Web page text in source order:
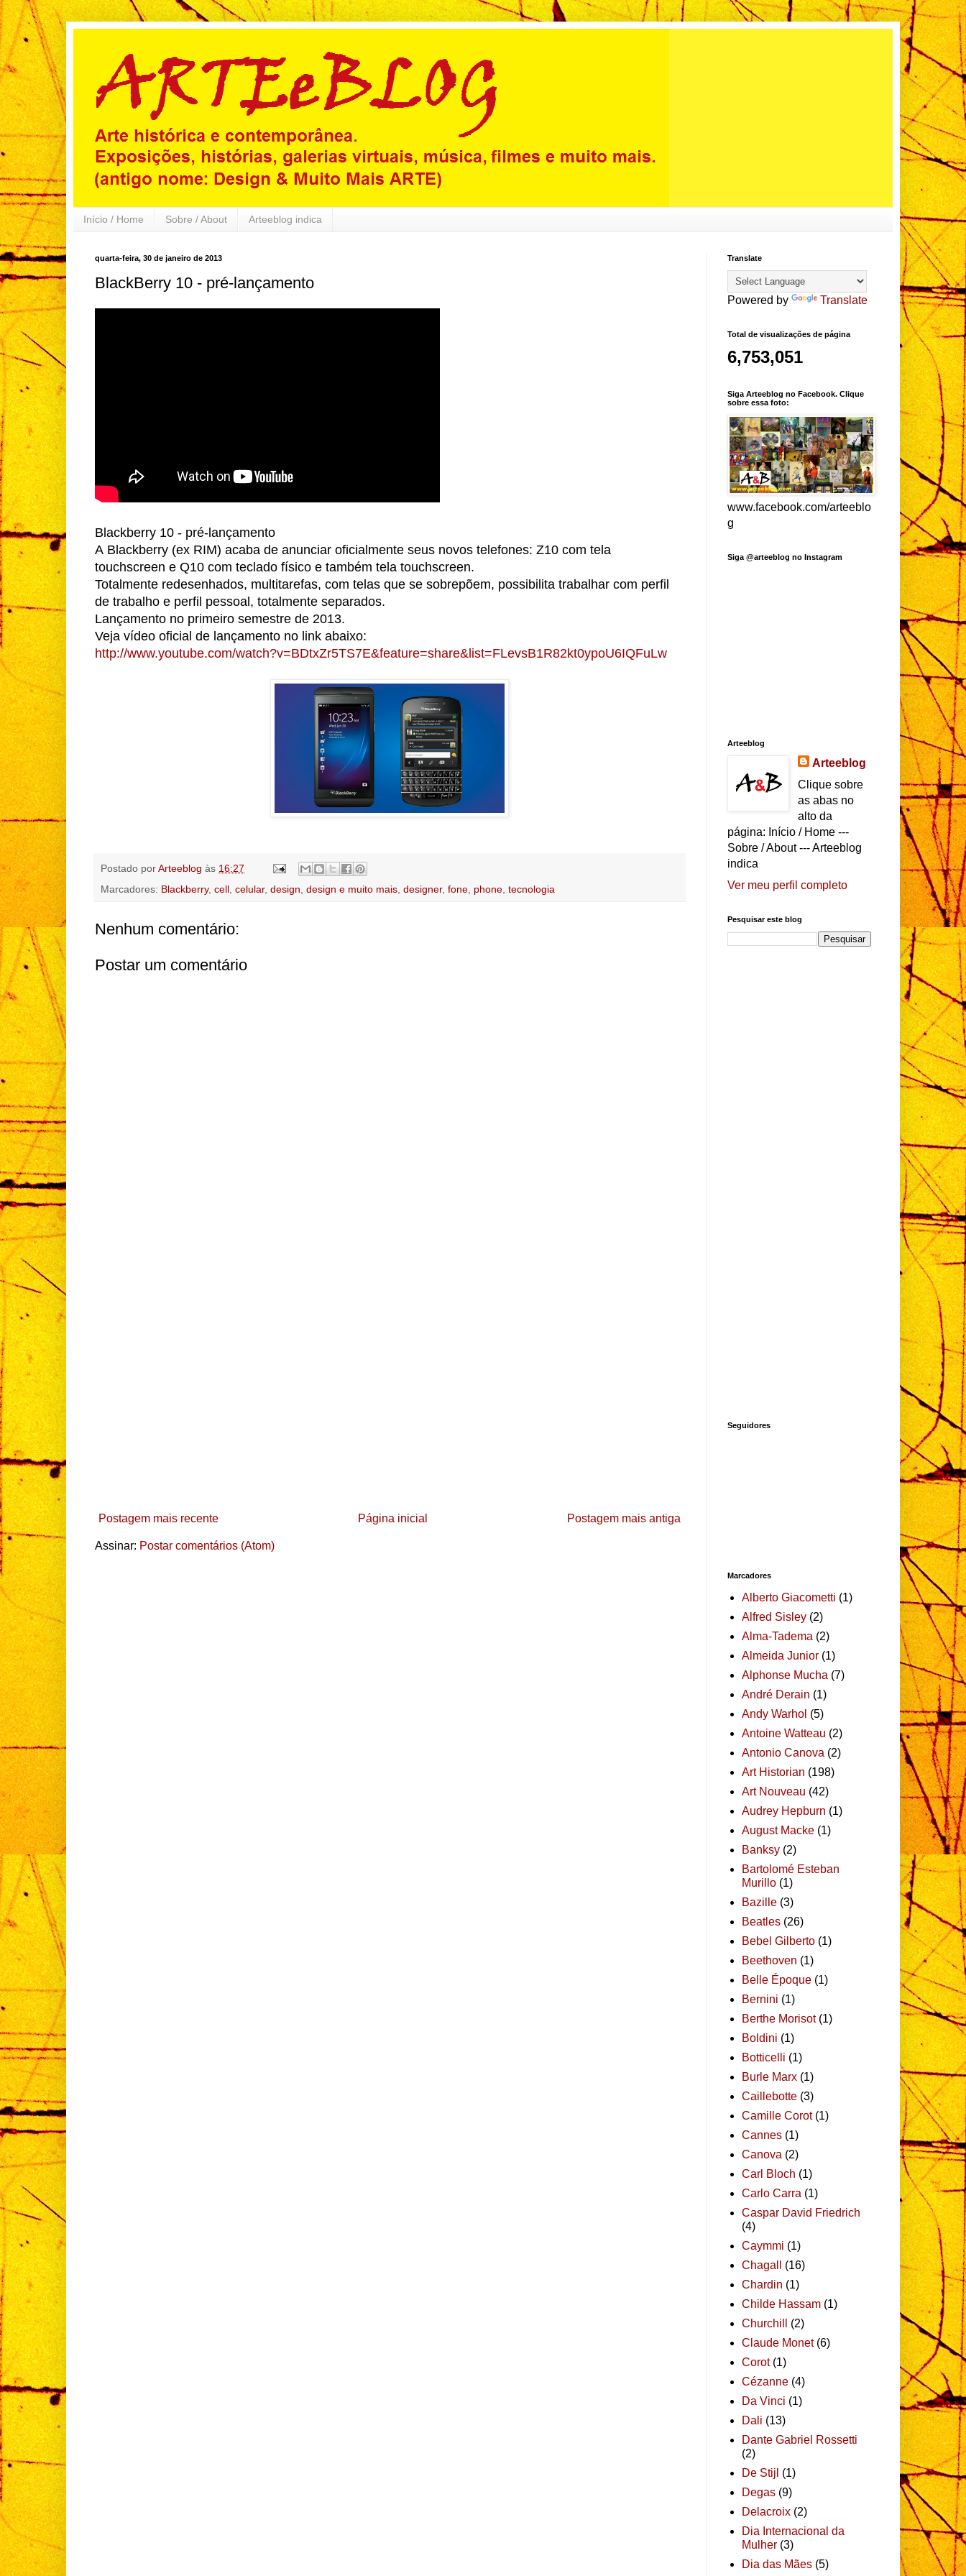
Início / Home Sobre / About Arteeblog indica
quarta-feira, 30 de janeiro de 2013
BlackBerry 10 - pré-lançamento
Blackberry 10 - pré-lançamento
A Blackberry (ex RIM) acaba de anunciar oficialmente seus novos telefones: Z10 com tela
touchscreen e Q10 com teclado físico e também tela touchscreen.
Totalmente redesenhados, multitarefas, com telas que se sobrepõem, possibilita trabalhar com perfil
de trabalho e perfil pessoal, totalmente separados.
Lançamento no primeiro semestre de 2013.
Veja vídeo oficial de lançamento no link abaixo:
http://www.youtube.com/watch?v=BDtxZr5TS7E&feature=share&list=FLevsB1R82kt0ypoU6IQFuLw
Postado porArteeblog às 16:27
Marcadores: Blackberry, cell celular, design design e muito mais designer, fone phone tecnologia
Nenhum comentário:
Postar um comentário
Postagem mais recente Postagem mais antiga
Página inicial
Assinar: Postar comentários (Atom)
Translate
Powered by Translate
Total de visualizações de página
6,753,051
Siga Arteeblog no Facebook. Clique
sobre essa foto:
www.facebook.com/arteeblo
g
Siga @arteeblog no Instagram
Arteeblog
Arteeblog
Clique sobre
as abas no
alto da
página: Início / Home ---
Sobre / About --- Arteeblog
indica
Ver meu perfil completo
Pesquisar este blog
Seguidores
Marcadores
Alberto Giacometti (1)
Alfred Sisley (2)
Alma-Tadema (2)
Almeida Junior (1)
Alphonse Mucha (7)
André Derain (1)
Andy Warhol (5)
Antoine Watteau (2)
Antonio Canova (2)
Art Historian (198)
Art Nouveau (42)
Audrey Hepburn (1)
August Macke (1)
Banksy (2)
Bartolomé Esteban
Murillo (1)
Bazille (3)
Beatles (26)
Bebel Gilberto (1)
Beethoven (1)
Belle Époque (1)
Bernini (1)
Berthe Morisot (1)
Boldini (1)
Botticelli (1)
Burle Marx (1)
Caillebotte (3)
Camille Corot (1)
Cannes (1)
Canova (2)
Carl Bloch (1)
Carlo Carra (1)
Caspar David Friedrich
(4)
Caymmi (1)
Chagall
(16)
Chardin (1)
Childe Hassam (1)
Churchill
(2)
Claude Monet (6)
Corot (1)
Cézanne (4)
Da Vinci (1)
Dali (13)
Dante Gabriel Rossetti
(2)
De Stijl (1)
Degas (9)
Delacroix (2)
Dia Internacional da
Mulher (3)
Dia das Mães (5)